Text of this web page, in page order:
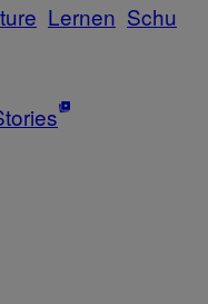
Lernen Schu